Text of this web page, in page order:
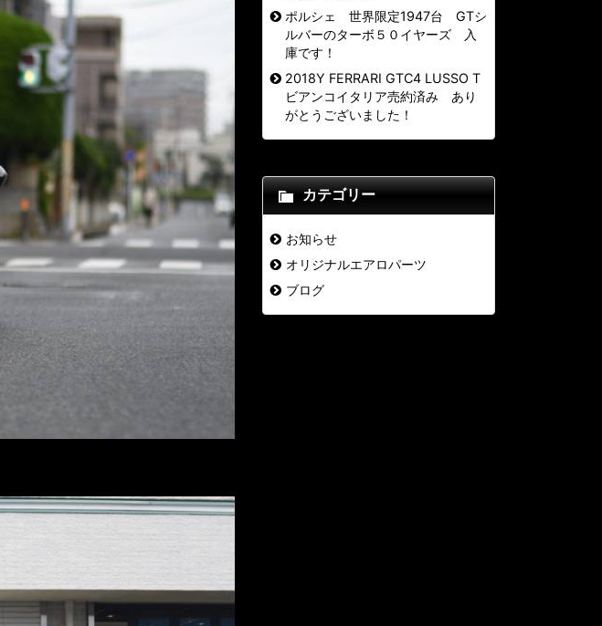
ポルシェ 世界限定1947台 GTシ
ルバーのターボ５０イヤーズ 入
庫です！
2018Y FERRARI GTC4 LUSSO T
ビアンコイタリア売約済み あり
がとうございました！
カテゴリー
お知らせ
オリジナルエアロパーツ
ブログ